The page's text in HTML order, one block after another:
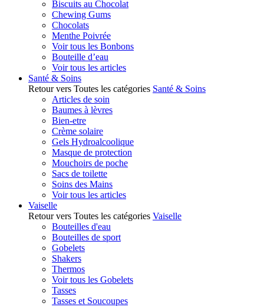
Biscuits au Chocolat
Chewing Gums
Chocolats
Menthe Poivrée
Voir tous les Bonbons
Bouteille d’eau
Voir tous les articles
Santé & Soins
Retour vers Toutes les catégories Santé & Soins
Articles de soin
Baumes à lèvres
Bien-etre
Crème solaire
Gels Hydroalcoolique
Masque de protection
Mouchoirs de poche
Sacs de toilette
Soins des Mains
Voir tous les articles
Vaiselle
Retour vers Toutes les catégories Vaiselle
Bouteilles d'eau
Bouteilles de sport
Gobelets
Shakers
Thermos
Voir tous les Gobelets
Tasses
Tasses et Soucoupes